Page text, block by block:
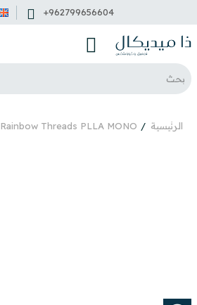
+962799656604
الرئيسية Rainbow Threads PLLA MONO